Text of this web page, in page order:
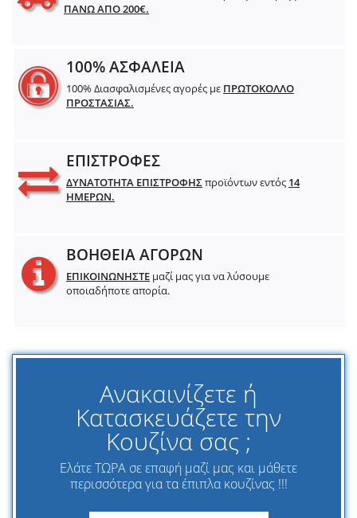
ΠΑΝΩ ΑΠΟ 200€.
100% ΑΣΦΑΛΕΙΑ
100% Διασφαλισμένες αγορές με ΠΡΩΤΟΚΟΛΛΟ
ΠΡΟΣΤΑΣΙΑΣ.
ΕΠΙΣΤΡΟΦΕΣ
ΔΥΝΑΤΟΤΗΤΑ ΕΠΙΣΤΡΟΦΗΣπροϊόντων εντός 14
ΗΜΕΡΩΝ.
ΒΟΗΘΕΙΑ ΑΓΟΡΩΝ
ΕΠΙΚΟΙΝΩΝΗΣΤΕ μαζί μας για να λύσουμε
οποιαδήποτε απορία.
Ανακαινίζετε ή
Κατασκευάζετε την
Κουζίνα σας ;
Ελάτε ΤΩΡΑ σε επαφή μαζί μας και μάθετε
περισσότερα για τα έπιπλα κουζίνας !!!